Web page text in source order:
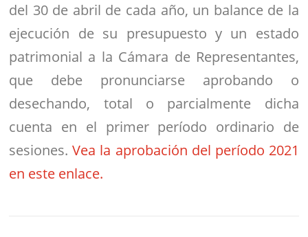
del 30 de abril de cada año, un balance de la
ejecución de su presupuesto y un estado
patrimonial a la Cámara de Representantes,
que debe pronunciarse aprobando o
desechando, total o parcialmente dicha
cuenta en el primer período ordinario de
sesiones.Vea la aprobación del período 2021
en este enlace.